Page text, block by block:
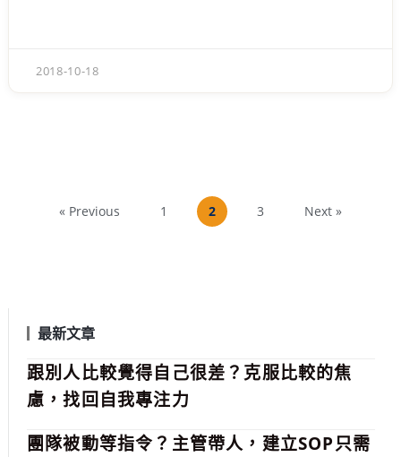
2018-10-18
« Previous 1 2 3 Next »
最新文章
跟別人比較覺得自己很差？克服比較的焦
慮，找回自我專注力
團隊被動等指令？主管帶人，建立SOP只需